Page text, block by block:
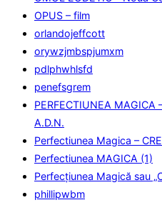
OPUS – film
orlandojeffcott
orywzjmbspjumxm
pdlphwhlsfd
penefsgrem
PERFECTIUNEA
A.D.N.
Perfectiunea Magica –
Perfectiunea MAGICA (1)
Perfecţiunea Magică sau
phillipwbm